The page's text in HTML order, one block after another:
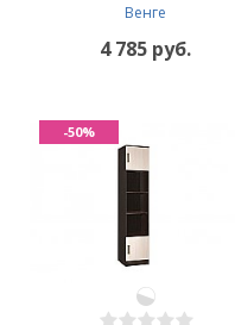
Венге
4 785 руб.
-50%